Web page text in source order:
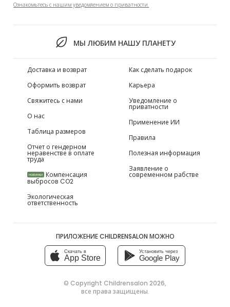
Ознакомьтесь с нашим уведомлением о приватности.
МЫ ЛЮБИМ НАШУ ПЛАНЕТУ
Доставка и возврат
Оформить возврат
Свяжитесь с нами
О нас
Таблица размеров
Отчет о гендерном
неравенстве в оплате
труда
НОВИНКИ Компенсация
выбросов CO2
Экологическая
ответственность
Как сделать подарок
Карьера
Уведомление о
приватности
Применение ИИ
Правила
Полезная информация
Заявление о
современном рабстве
ПРИЛОЖЕНИЕ CHILDRENSALON МОЖНО
Скачать в
App Store
Установить через
Google Play
© Copyright Childrensalon 2026,
все права защищены.